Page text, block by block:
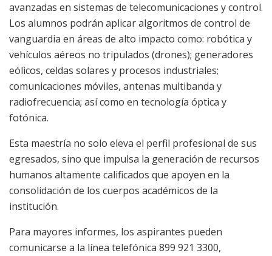
avanzadas en sistemas de telecomunicaciones y control.
Los alumnos podrán aplicar algoritmos de control de
vanguardia en áreas de alto impacto como: robótica y
vehículos aéreos no tripulados (drones); generadores
eólicos, celdas solares y procesos industriales;
comunicaciones móviles, antenas multibanda y
radiofrecuencia; así como en tecnología óptica y
fotónica.
Esta maestría no solo eleva el perfil profesional de sus
egresados, sino que impulsa la generación de recursos
humanos altamente calificados que apoyen en la
consolidación de los cuerpos académicos de la
institución.
Para mayores informes, los aspirantes pueden
comunicarse a la línea telefónica 899 921 3300,